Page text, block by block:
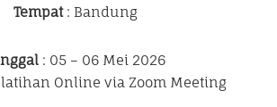
Tempat: Bandung
: 05 – 06 Mei 2026
Online via Zoom Meeting